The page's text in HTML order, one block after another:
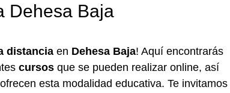
Dehesa Baja
distanciaen Dehesa Baja! Aquí encontrarás
cursosque se pueden realizar online, así
esta modalidad educativa. Te invitamos